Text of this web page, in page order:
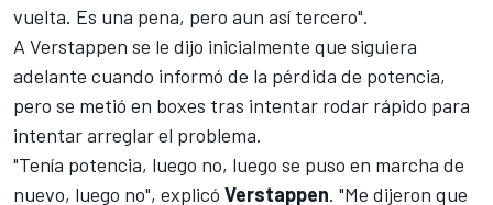
vuelta. Es una pena, pero aun así tercero".
A Verstappen se le dijo inicialmente que siguiera
adelante cuando informó de la pérdida de potencia,
pero se metió en boxes tras intentar rodar rápido para
intentar arreglar el problema.
"Tenía potencia, luego no, luego se puso en marcha de
nuevo, luego no", explicó Verstappen. "Me dijeron que